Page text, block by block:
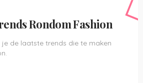
Rondom Fashion
de laatste trends die te maken